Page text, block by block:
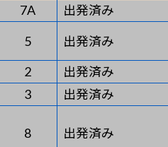
7A 出発済み
5 出発済み
2 出発済み
3 出発済み
8 出発済み